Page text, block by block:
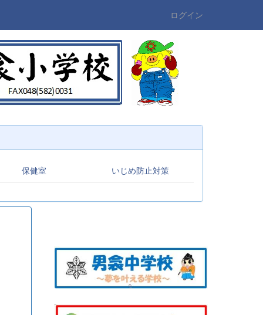
ログイン
保健室 いじめ防止対策